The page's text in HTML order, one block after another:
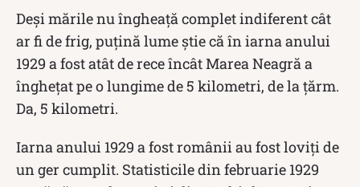
Deși mările nu îngheață complet indiferent cât
ar fi de frig, puțină lume știe că în iarna anului
1929 a fost atât de rece încât Marea Neagră a
îngheţat pe o lungime de 5 kilometri, de la ţărm.
Da, 5 kilometri.
Iarna anului 1929 a fost românii au fost loviţi de
un ger cumplit. Statisticile din februarie 1929